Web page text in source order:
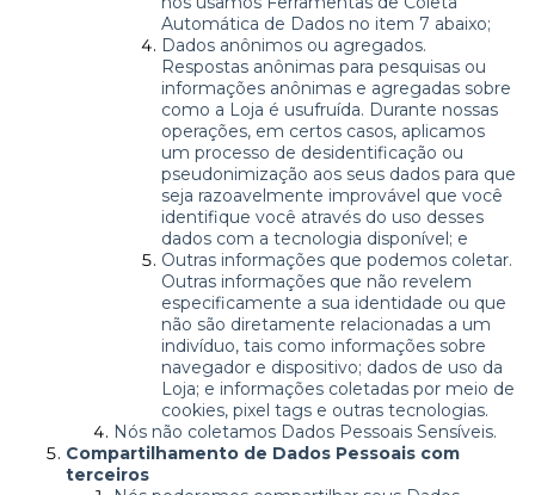
Automática de Dados no item 7 abaixo;
Dados anônimos ou agregados.
Respostas anônimas para pesquisas ou
informações anônimas e agregadas sobre
como a Loja é usufruída. Durante nossas
operações, em certos casos, aplicamos
um processo de desidentificação ou
pseudonimização aos seus dados para que
seja razoavelmente improvável que você
identifique você através do uso desses
dados com a tecnologia disponível; e
Outras informações que podemos coletar.
Outras informações que não revelem
especificamente a sua identidade ou que
não são diretamente relacionadas a um
indivíduo, tais como informações sobre
navegador e dispositivo; dados de uso da
Loja; e informações coletadas por meio de
cookies, pixel tags e outras tecnologias.
Nós não coletamos Dados Pessoais Sensíveis.
Compartilhamento de Dados Pessoais com
terceiros